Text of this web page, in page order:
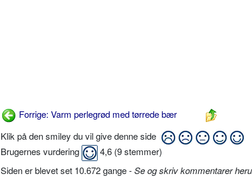
Forrige: Varm perlegrød med tørrede bær
Klik på den smiley du vil give denne side
Brugernes vurdering
4,6 (9stemmer)
Siden er blevet set 10.672 gange -Se og skriv kommentarer